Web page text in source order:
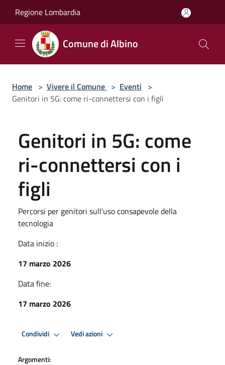
Regione Lombardia
Comune di Albino
Home > Vivere il Comune > Eventi >
Genitori in 5G: come ri-connettersi con i figli
Genitori in 5G: come
ri-connettersi con i
figli
Percorsi per genitori sull'uso consapevole della
tecnologia
Data inizio :
17 marzo 2026
Data fine:
17 marzo 2026
Condividi Vedi azioni
Argomenti: